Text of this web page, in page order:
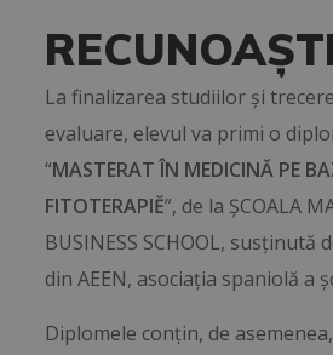
La finalizarea studiilor și
evaluare, elevul va primi o
“MASTERAT ÎN MEDICINĂ PE
FITOTERAPIĔ”, de la ȘCOALA
BUSINESS SCHOOL, susținută
din AEEN, asociația spaniolă a
Diplomele conțin, de